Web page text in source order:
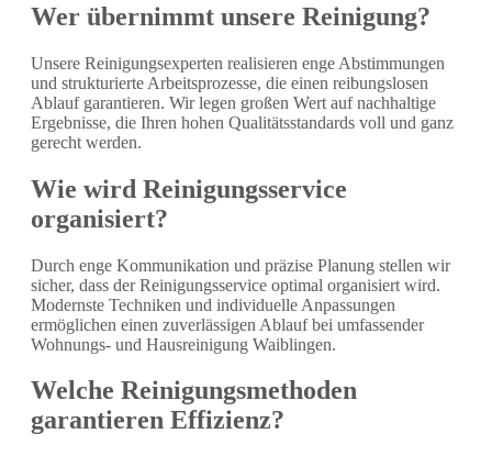
Wer übernimmt unsere Reinigung?
Unsere Reinigungsexperten realisieren enge Abstimmungen
und strukturierte Arbeitsprozesse, die einen reibungslosen
Ablauf garantieren. Wir legen großen Wert auf nachhaltige
Ergebnisse, die Ihren hohen Qualitätsstandards voll und ganz
gerecht werden.
Wie wird Reinigungsservice
organisiert?
Durch enge Kommunikation und präzise Planung stellen wir
sicher, dass der Reinigungsservice optimal organisiert wird.
Modernste Techniken und individuelle Anpassungen
ermöglichen einen zuverlässigen Ablauf bei umfassender
Wohnungs- und Hausreinigung Waiblingen.
Welche Reinigungsmethoden
garantieren Effizienz?